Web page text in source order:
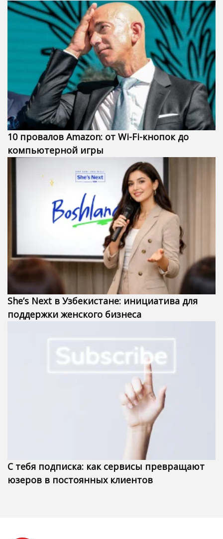
10 провалов Amazon: от Wi-Fi-кнопок до
компьютерной игры
She’s Next в Узбекистане: инициатива для
поддержки женского бизнеса
С тебя подписка: как сервисы превращают
юзеров в постоянных клиентов